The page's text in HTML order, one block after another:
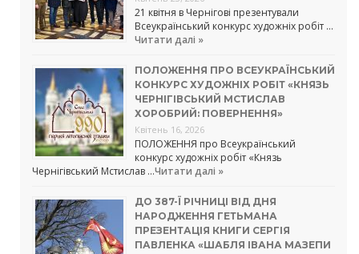
21 квітня в Чернігові презентували
Всеукраїнський конкурс художніх робіт …
Читати далі »
ПОЛОЖЕННЯ ПРО ВСЕУКРАЇНСЬКИЙ
КОНКУРС ХУДОЖНІХ РОБІТ «КНЯЗЬ
ЧЕРНІГІВСЬКИЙ МСТИСЛАВ
ХОРОБРИЙ: ПОВЕРНЕННЯ»
Квітень 16, 2026
ПОЛОЖЕННЯ про Всеукраїнський
конкурс художніх робіт «Князь
Чернігівський Мстислав …Читати далі »
ДО 387-Ї РІЧНИЦІ ВІД ДНЯ
НАРОДЖЕННЯ ГЕТЬМАНА
ПРЕЗЕНТАЦІЯ КНИГИ СЕРГІЯ
ПАВЛЕНКА «ШАБЛЯ ІВАНА МАЗЕПИ